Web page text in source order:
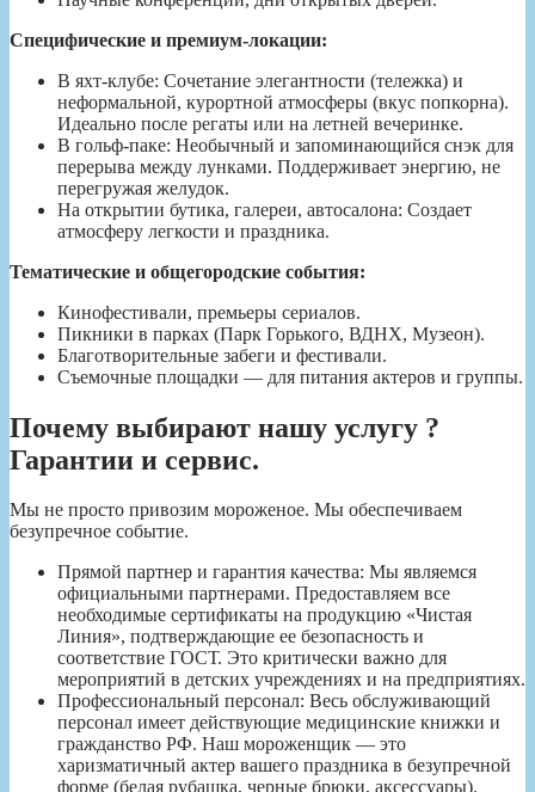
Специфические и премиум-локации:
В яхт-клубе: Сочетание элегантности (тележка) и
неформальной, курортной атмосферы (вкус попкорна).
Идеально после регаты или на летней вечеринке.
В гольф-паке: Необычный и запоминающийся снэк для
перерыва между лунками. Поддерживает энергию, не
перегружая желудок.
На открытии бутика, галереи, автосалона: Создает
атмосферу легкости и праздника.
Тематические и общегородские события:
Кинофестивали, премьеры сериалов.
Пикники в парках (Парк Горького, ВДНХ, Музеон).
Благотворительные забеги и фестивали.
Съемочные площадки — для питания актеров и группы.
Почему выбирают нашу услугу ?
Гарантии и сервис.
Мы не просто привозим мороженое. Мы обеспечиваем
безупречное событие.
Прямой партнер и гарантия качества: Мы являемся
официальными партнерами. Предоставляем все
необходимые сертификаты на продукцию «Чистая
Линия», подтверждающие ее безопасность и
соответствие ГОСТ. Это критически важно для
мероприятий в детских учреждениях и на предприятиях.
Профессиональный персонал: Весь обслуживающий
персонал имеет действующие медицинские книжки и
гражданство РФ. Наш мороженщик — это
харизматичный актер вашего праздника в безупречной
форме (белая рубашка, черные брюки, аксессуары).